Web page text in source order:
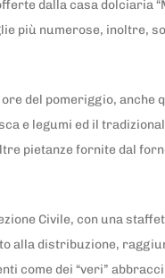
dalla casa dolciaria
più numerose, inoltre,
del pomeriggio, anche
e legumi ed il
pietanze fornite dal
Civile, con una
alla distribuzione,
come dei “veri”